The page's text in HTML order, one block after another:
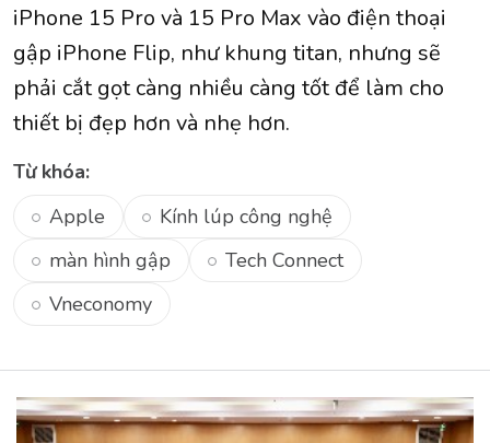
iPhone 15 Pro và 15 Pro Max vào điện thoại
gập iPhone Flip, như khung titan, nhưng sẽ
phải cắt gọt càng nhiều càng tốt để làm cho
thiết bị đẹp hơn và nhẹ hơn.
Từ khóa:
Apple
Kính lúp công nghệ
màn hình gập
Tech Connect
Vneconomy